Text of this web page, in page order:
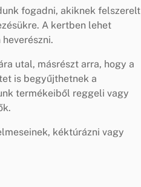
fogadni, akiknek felszerelt
A kertben lehet
utal, másrészt arra, hogy a
is begyűjthetnek a
termékeiből reggeli vagy
kéktúrázni vagy